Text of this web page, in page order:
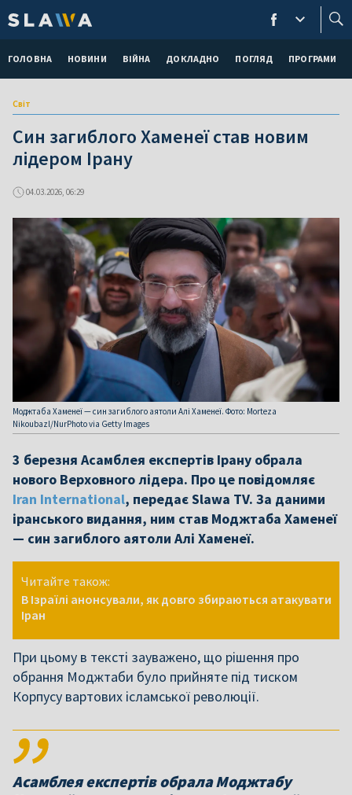
ГОЛОВНА НОВИНИ ВІЙНА ДОКЛАДНО ПОГЛЯД ПРОГРАМИ
Світ
Син загиблого Хаменеї став новим
лідером Ірану
04.03.2026, 06:29
Моджтаба Хаменеї — син загиблого аятоли Алі Хаменеї. Фото: Morteza
Nikoubazl/NurPhoto via Getty Images
3 березня Асамблея експертів Ірану обрала
нового Верховного лідера. Про це повідомляє
Iran International, передає Slawa TV. За даними
іранського видання, ним став Моджтаба Хаменеї
— син загиблого аятоли Алі Хаменеї.
Читайте також:
В Ізраїлі анонсували, як довго збираються атакувати
Іран
При цьому в тексті зауважено, що рішення про
обрання Моджтаби було прийняте під тиском
Корпусу вартових ісламської революції.
Асамблея експертів обрала Моджтабу